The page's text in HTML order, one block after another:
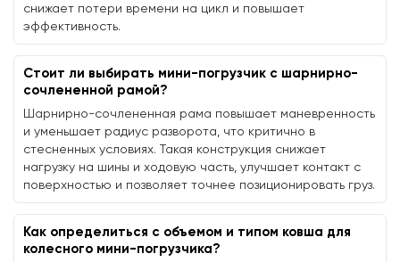
снижает потери времени на цикл и повышает
эффективность.
Стоит ли выбирать мини-погрузчик с шарнирно-
сочлененной рамой?
Шарнирно-сочлененная рама повышает маневренность
и уменьшает радиус разворота, что критично в
стесненных условиях. Такая конструкция снижает
нагрузку на шины и ходовую часть, улучшает контакт с
поверхностью и позволяет точнее позиционировать груз.
Как определиться с объемом и типом ковша для
колесного мини-погрузчика?